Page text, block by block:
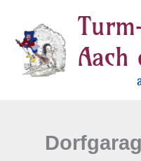
springen
Aach